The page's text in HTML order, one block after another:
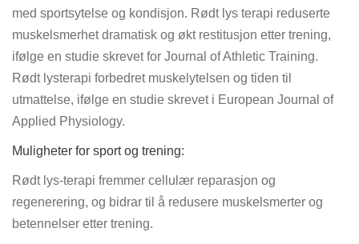
med sportsytelse og kondisjon. Rødt lys terapi reduserte
muskelsmerhet dramatisk og økt restitusjon etter trening,
ifølge en studie skrevet for Journal of Athletic Training.
Rødt lysterapi forbedret muskelytelsen og tiden til
utmattelse, ifølge en studie skrevet i European Journal of
Applied Physiology.
Muligheter for sport og trening:
Rødt lys-terapi fremmer cellulær reparasjon og
regenerering, og bidrar til å redusere muskelsmerter og
betennelser etter trening.